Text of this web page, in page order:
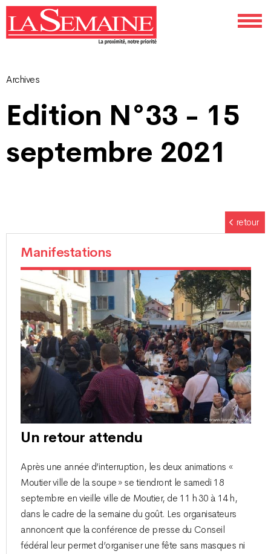
Archives
Edition N°33 - 15
septembre 2021
retour
Manifestations
Un retour attendu
Après une année d’interruption, les deux animations «
Moutier ville de la soupe » se tiendront le samedi 18
septembre en vieille ville de Moutier, de 11 h 30 à 14 h,
dans le cadre de la semaine du goût. Les organisateurs
annoncent que la conférence de presse du Conseil
fédéral leur permet d’organiser une fête sans masques ni
Navigation
des
articles